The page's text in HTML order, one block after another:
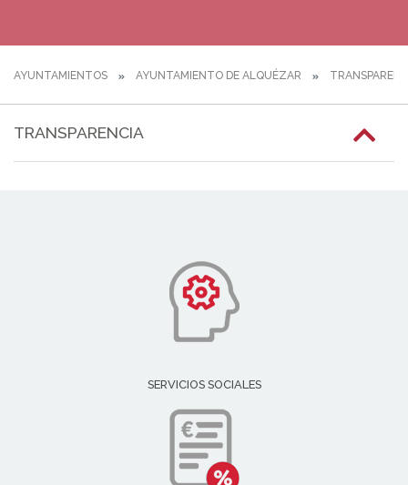
AYUNTAMIENTOS AYUNTAMIENTO DE ALQUÉZAR
TRANSPARENCIA
SERVICIOS SOCIALES